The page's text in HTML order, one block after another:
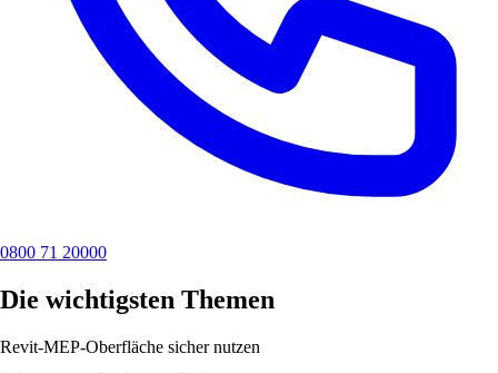
0800 71 20000
Die wichtigsten Themen
Revit-MEP-Oberfläche sicher nutzen